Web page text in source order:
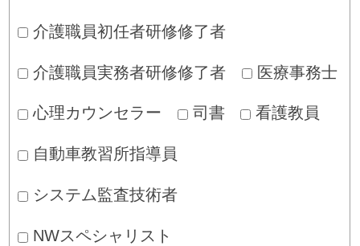
介護職員初任者研修修了者
介護職員実務者研修修了者 医療事務士
心理カウンセラー 司書 看護教員
自動車教習所指導員
システム監査技術者
NWスペシャリスト